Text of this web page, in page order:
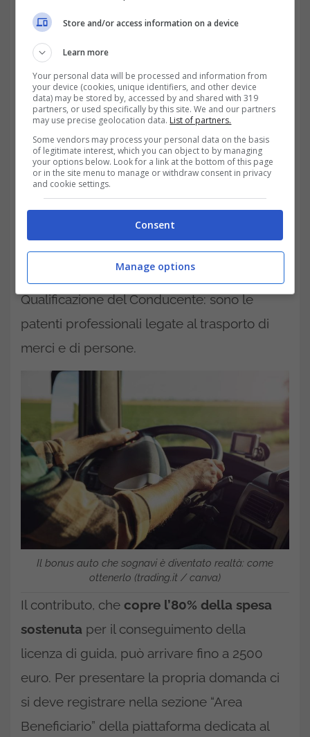
Per tutti i giovani che desiderano avviare una
carriera nel settore degli autotrasporti, il
bonus di cui parliamo oggi è una vera
manna dal cielo. Si tratta di un incentivo
rivolto atutti i cittadini di età compresa tra
i 18 e i 35 anni(al momento della
presentazione della domanda) che
desiderano acquisire la patente C, C1, CE,
C1E, D, D1, DE o D1E, nonché la Carta di
Qualificazione del Conducente: sono le
patenti professionali legate al trasporto di
merci e di persone.
Il bonus auto che sognavi è diventato realtà: come
ottenerlo (trading.it / canva)
Il contributo, che copre l’80% della spesa
sostenuta per il conseguimento della
licenza di guida, può arrivare fino a 2500
euro. Per presentare la propria domanda ci
si deve registrare nella sezione “Area
Beneficiario” della piattaforma dedicata al
Store and/or access information on a device
Learn more
Your personal data will be processed and information from
your device (cookies, unique identifiers, and other device
data) may be stored by, accessed by and shared with 319
partners, or used specifically by this site. We and our partners
may use precise geolocation data. List of partners.
Some vendors may process your personal data on the basis
of legitimate interest, which you can object to by managing
your options below. Look for a link at the bottom of this page
or in the site menu to manage or withdraw consent in privacy
and cookie settings.
Consent
Manage options